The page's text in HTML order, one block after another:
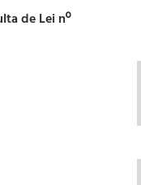
de Lei nº